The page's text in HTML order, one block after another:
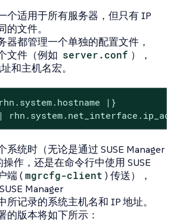
个适用于所有服务器，但只有 IP
文件。
器都管理一个单独的配置文件，
文件（例如 server.conf ），
和主机名宏。
|}
系统时（无论是通过 SUSE Manager
作，还是在命令行中使用 SUSE
端 (mgrcfg-client ) 传送），
Manager
所记录的系统主机名和 IP 地址。
的版本将如下所示：